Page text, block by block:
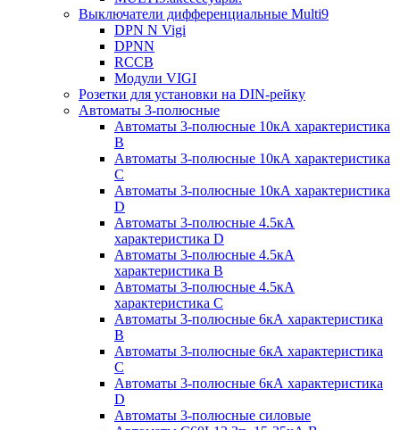
Выключатели дифференциальные Multi9
DPN N Vigi
DPNN
RCCB
Модули VIGI
Розетки для установки на DIN-рейку
Автоматы 3-полюсные
Автоматы 3-полюсные 10кА характеристика
B
Автоматы 3-полюсные 10кА характеристика
C
Автоматы 3-полюсные 10кА характеристика
D
Автоматы 3-полюсные 4.5кА
характеристика D
Автоматы 3-полюсные 4.5кА
характеристика В
Автоматы 3-полюсные 4.5кА
характеристика С
Автоматы 3-полюсные 6кА характеристика
B
Автоматы 3-полюсные 6кА характеристика
C
Автоматы 3-полюсные 6кА характеристика
D
Автоматы 3-полюсные силовые